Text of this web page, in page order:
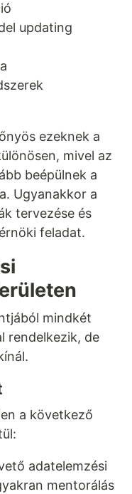
updating
ezeknek a
mivel az
beépülnek a
Ugyanakkor a
tervezése és
feladat.
mindkét
rendelkezik, de
a következő
adatelemzési
mentorálás